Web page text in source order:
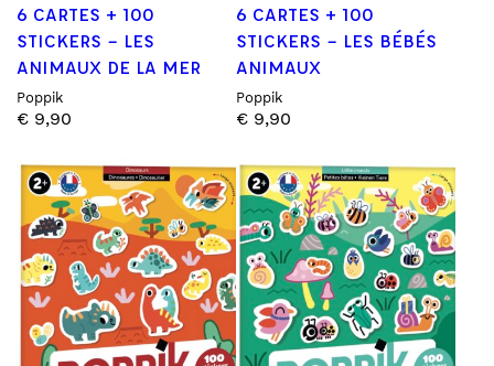
6 CARTES + 100
STICKERS – LES
ANIMAUX DE LA MER
Poppik
€ 9,90
6 CARTES + 100
STICKERS – LES BÉBÉS
ANIMAUX
Poppik
€ 9,90